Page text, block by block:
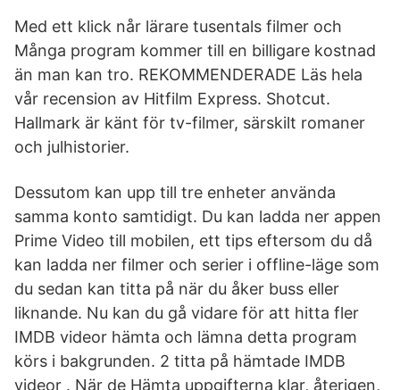
Med ett klick når lärare tusentals filmer och
Många program kommer till en billigare kostnad
än man kan tro. REKOMMENDERADE Läs hela
vår recension av Hitfilm Express. Shotcut.
Hallmark är känt för tv-filmer, särskilt romaner
och julhistorier.
Dessutom kan upp till tre enheter använda
samma konto samtidigt. Du kan ladda ner appen
Prime Video till mobilen, ett tips eftersom du då
kan ladda ner filmer och serier i offline-läge som
du sedan kan titta på när du åker buss eller
liknande. Nu kan du gå vidare för att hitta fler
IMDB videor hämta och lämna detta program
körs i bakgrunden. 2 titta på hämtade IMDB
videor . När de Hämta uppgifterna klar, återigen,